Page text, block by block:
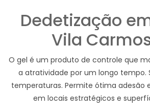
Dedetização
Vila
O gel é um produto de controle que
a atratividade por um longo tempo.
temperaturas. Permite ótima adesão
em locais estratégicos e